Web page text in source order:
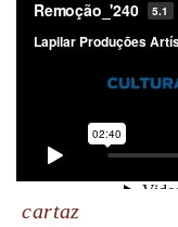
cartaz